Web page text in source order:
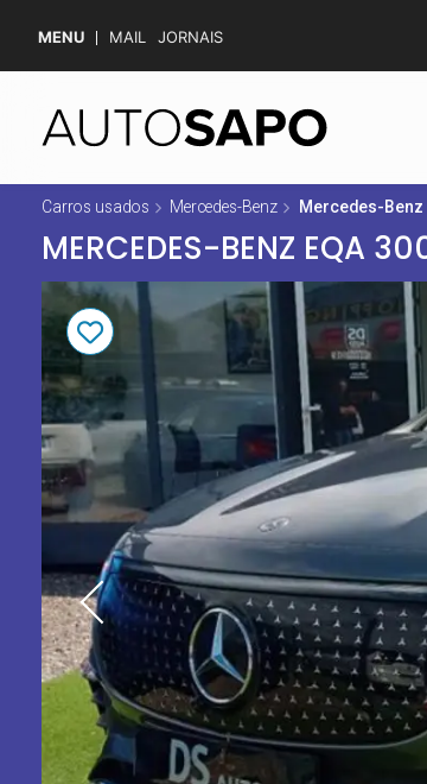
MENU MAIL JORNAIS
Carros usados Mercedes-Benz Mercedes-Benz
MERCEDES-BENZ EQA